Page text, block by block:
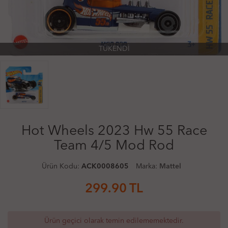
TÜKENDİ
Hot Wheels 2023 Hw 55 Race
Team 4/5 Mod Rod
Ürün Kodu: ACK0008605 Marka: Mattel
299.90 TL
Ürün geçici olarak temin edilememektedir.